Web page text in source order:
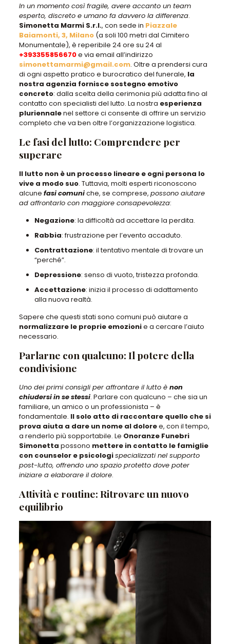
In un momento così fragile, avere accanto un team
esperto, discreto e umano fa davvero la differenza.
Simonetta Marmi S.r.l., con sede in Piazzale
Baiamonti, 3, Milano(a soli 100 metri dal Cimitero
Monumentale), è reperibile 24 ore su 24 al
+393355856670e via email all’indirizzo
simonettamarmi@gmail.com. Oltre a prendersi cura
di ogni aspetto pratico e burocratico del funerale, la
nostra agenzia fornisce sostegno emotivo
concreto: dalla scelta della cerimonia più adatta fino al
contatto con specialisti del lutto. La nostra esperienza
pluriennalenel settore ci consente di offrire un servizio
completo che va ben oltre l’organizzazione logistica.
Le fasi del lutto: Comprendere per
superare
Il lutto non è un processo lineare e ogni persona lo
vive a modo suo. Tuttavia, molti esperti riconoscono
alcune fasi comuniche, se comprese, possono aiutare
ad affrontarlo con maggiore consapevolezza:
Negazione: la difficoltà ad accettare la perdita.
Rabbia: frustrazione per l’evento accaduto.
Contrattazione: il tentativo mentale di trovare un
“perché”.
Depressione: senso di vuoto, tristezza profonda.
Accettazione: inizia il processo di adattamento
alla nuova realtà.
Sapere che questi stati sono comuni può aiutare a
normalizzare le proprie emozionie a cercare l’aiuto
necessario.
Parlarne con qualcuno: Il potere della
condivisione
Uno dei primi consigli per affrontare il lutto è non
chiudersi in se stessi. Parlare con qualcuno – che sia un
familiare, un amico o un professionista – è
fondamentale. Il solo atto di raccontare quello che si
prova aiuta a dare un nome al doloree, con il tempo,
a renderlo più sopportabile. Le Onoranze Funebri
Simonetta possono mettere in contatto le famiglie
con counselor e psicologispecializzati nel supporto
post-lutto, offrendo uno spazio protetto dove poter
iniziare a elaborare il dolore.
Attività e routine: Ritrovare un nuovo
equilibrio